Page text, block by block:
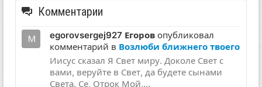
Комментарии
egorovsergej927 Егоров опубликовал
комментарий в Возлюби ближнего твоего
Иисус сказал Я Свет миру. Доколе Свет с
вами, веруйте в Свет, да будете сынами
Света. Се, Отрок Мой,...